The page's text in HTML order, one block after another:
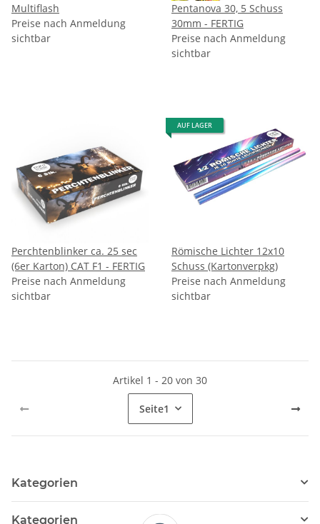
Multiflash
Preise nach Anmeldung
sichtbar
Pentanova 30, 5 Schuss
30mm - FERTIG
Preise nach Anmeldung
sichtbar
Perchtenblinker ca. 25 sec
(6er Karton) CAT F1 - FERTIG
Preise nach Anmeldung
sichtbar
AUF LAGER
Römische Lichter 12x10
Schuss (Kartonverpkg)
Preise nach Anmeldung
sichtbar
Artikel 1 - 20 von 30
Seite1
Kategorien
Kategorien